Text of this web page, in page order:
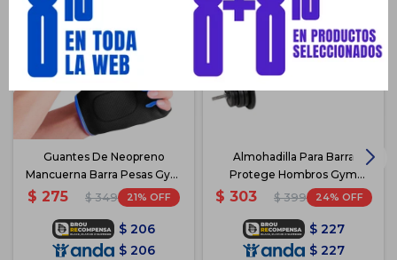
Guantes De Neopreno
Mancuerna Barra Pesas Gym
Fitness - Azul
$ 275 $ 349 21
$ 206
$ 206
Almohadilla Para Barra
Protege Hombros Gym
Crossfit - Negro
$ 303 $ 399 24
$ 227
$ 227